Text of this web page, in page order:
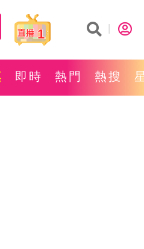
1
即時 熱門 熱搜